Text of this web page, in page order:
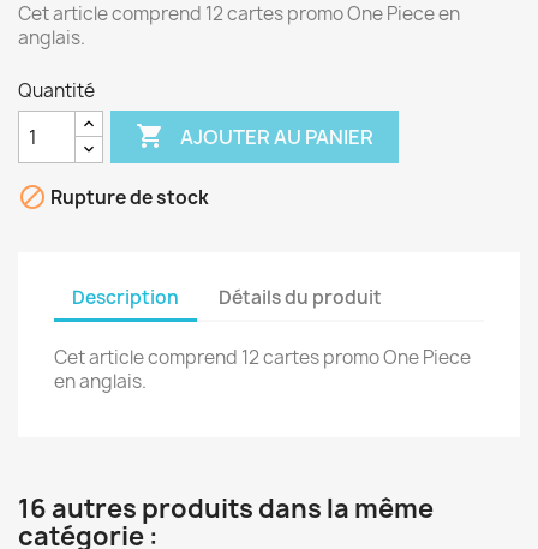
Cet article comprend 12 cartes promo One Piece en
anglais.
Quantité
 AJOUTER AU PANIER
 Rupture de stock
Description Détails du produit
Cet article comprend 12 cartes promo One Piece
en anglais.
16 autres produits dans la même
catégorie :